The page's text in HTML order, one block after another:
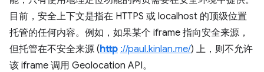
目前，安全上下文是指在 HTTPS 或 localhost 的顶级位置
托管的任何内容。例如，如果某个 iframe 指向安全来源，
但托管在不安全来源 (http ://paul.kinlan.me/) 上，则不允许
该 iframe 调用 Geolocation API。